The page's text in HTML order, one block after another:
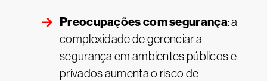
Preocupações com segurança: a
complexidade de gerenciar a
segurança em ambientes públicos e
privados aumenta o risco de